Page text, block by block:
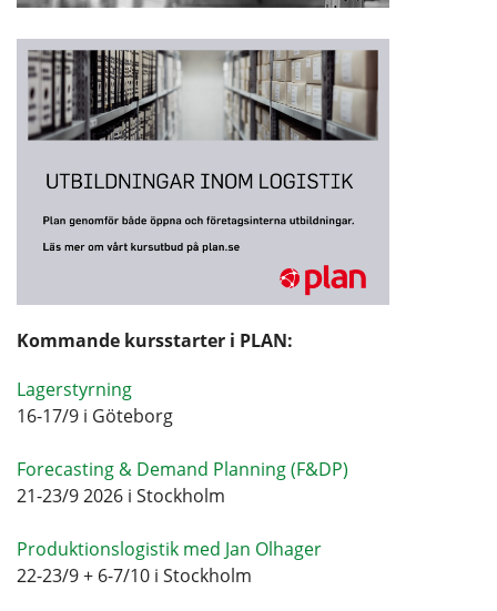
Kommande kursstarter i PLAN:
Lagerstyrning
16-17/9 i Göteborg
Forecasting & Demand Planning (F&DP)
21-23/9 2026 i Stockholm
Produktionslogistik med Jan Olhager
22-23/9 + 6-7/10 i Stockholm